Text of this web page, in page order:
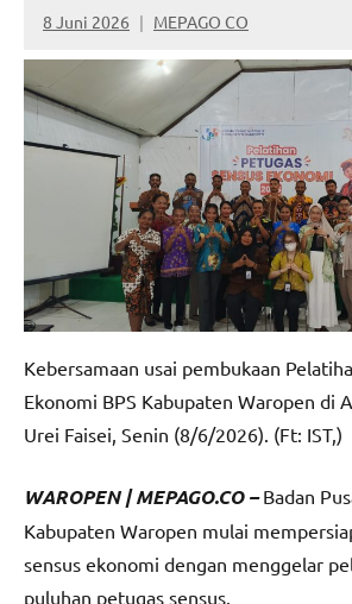
8 Juni 2026 MEPAGO CO
No
comments
Kebersamaan usai pembukaan
Ekonomi BPS Kabupaten Waropen di
Urei Faisei, Senin (8/6/2026). (Ft: IST,)
WAROPEN | MEPAGO.CO – Badan
Kabupaten Waropen mulai
sensus ekonomi dengan menggelar
puluhan petugas sensus.